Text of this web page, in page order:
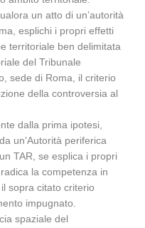
un atto di un’autorità
esplichi i propri effetti
territoriale ben delimitata
del Tribunale
sede di Roma, il criterio
della controversia al
dalla prima ipotesi,
un’Autorità periferica
TAR, se esplica i propri
la competenza in
sopra citato criterio
impugnato.
spaziale del